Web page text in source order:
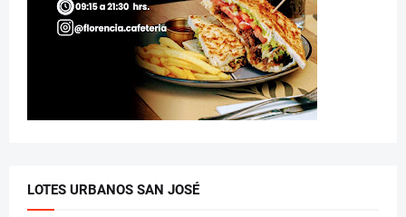
LOTES URBANOS SAN JOSÉ